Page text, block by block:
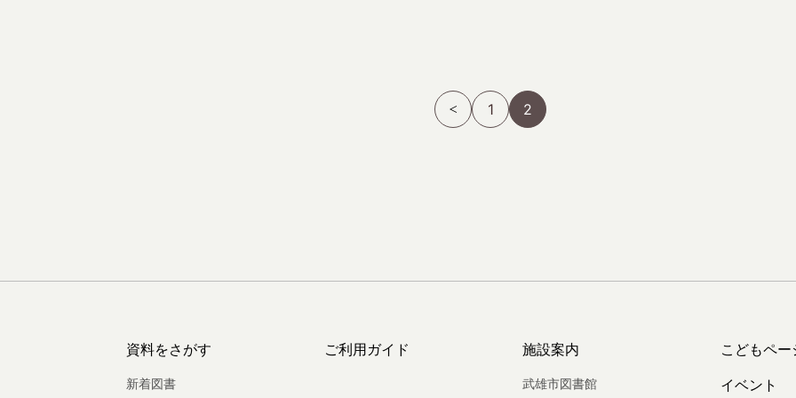
1 2
資料をさがす
新着図書
ご利用ガイド 施設案内
武雄市図書館
こどもペー
イベント